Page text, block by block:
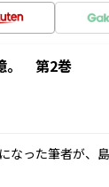
。 第2巻
なった筆者が、